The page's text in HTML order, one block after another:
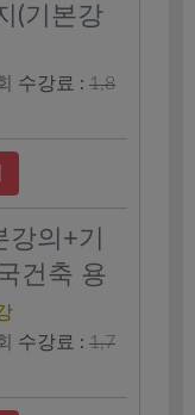
(기본강
수강료 : 1,8
의+기
건축 용
수강료 : 1,7